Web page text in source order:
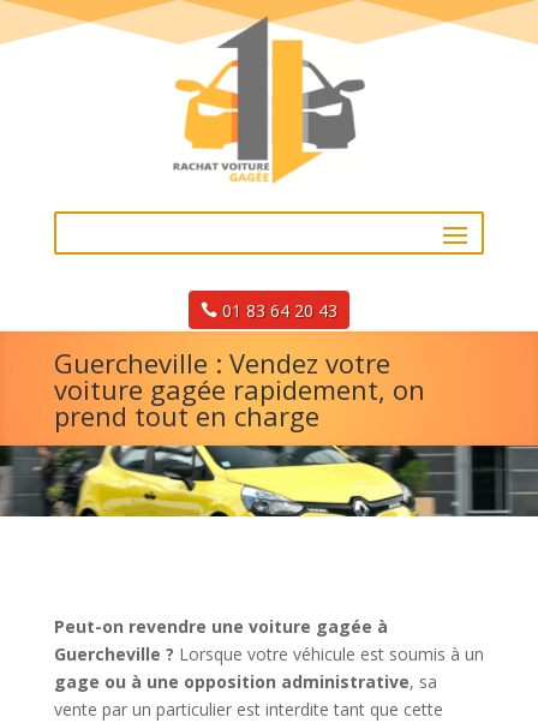
01 83 64 20 43
Guercheville : Vendez votre
voiture gagée rapidement, on
prend tout en charge
Peut-on revendre une voiture gagée à
Guercheville ? Lorsque votre véhicule est soumis à un
gage ou à une opposition administrative, sa
vente par un particulier est interdite tant que cette